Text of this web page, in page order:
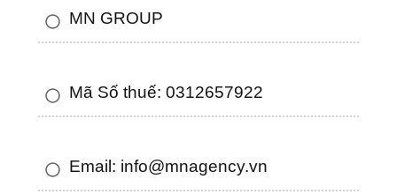
MN GROUP
Mã Số thuế: 0312657922
Email: info@mnagency.vn